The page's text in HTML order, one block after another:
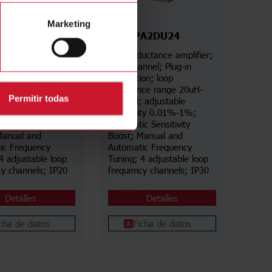
Marketing
Permitir todas
amplifier;
adjustable
0.01%-1%;
and
Frequency
adjustable loop
channels; IP20
Detalles
de datos
LDP2PA2DU24
Loop inductance amplifier;
Dual channel; Plug-in
connection; loop
inductance range 20uH-
1000uH; adjustable
sensitivity 0.01%-1%;
Automatic Sensitivity
Boost; Manual and
Automatic Frequency
Tuning; 4 adjustable loop
frequency channels; IP30
Detalles
Ficha de datos